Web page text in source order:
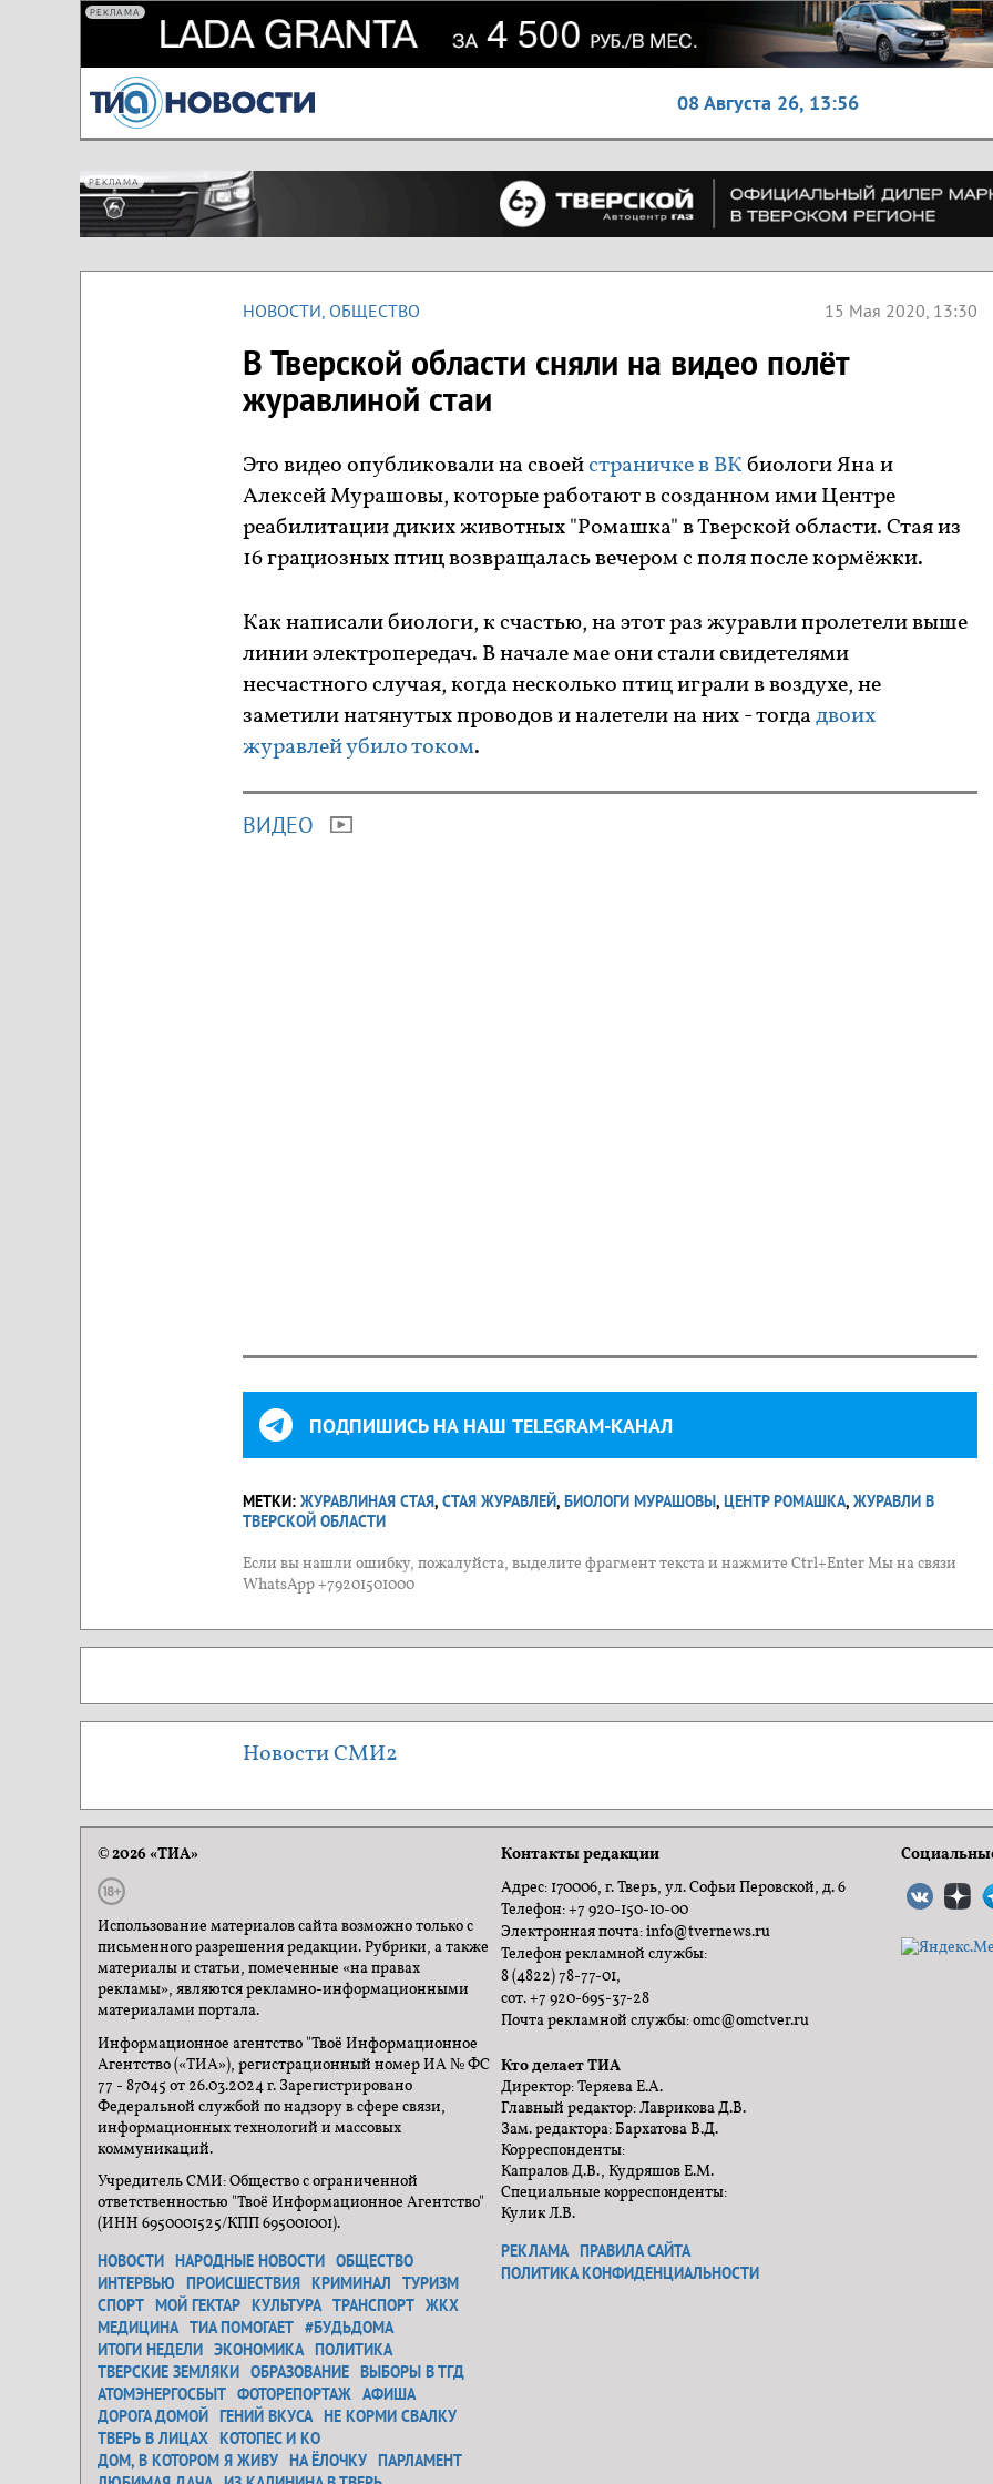
РЕКЛАМА
08 Августа 26, 13:56
РЕКЛАМА
НОВОСТИ, ОБЩЕСТВО 15 Мая 2020, 13:30
В Тверской области сняли на видео полёт
журавлиной стаи
Это видео опубликовали на своейстраничке в ВКбиологи Яна и
Алексей Мурашовы, которые работают в созданном ими Центре
реабилитации диких животных "Ромашка" в Тверской области. Стая из
16 грациозных птиц возвращалась вечером с поля после кормёжки.
Как написали биологи, к счастью, на этот раз журавли пролетели выше
линии электропередач. В начале мае они стали свидетелями
несчастного случая, когда несколько птиц играли в воздухе, не
заметили натянутых проводов и налетели на них - тогдадвоих
журавлей убило током.
ВИДЕО
ПОДПИШИСЬ НА НАШ TELEGRAM-КАНАЛ
МЕТКИ: ЖУРАВЛИНАЯ СТАЯ, СТАЯ ЖУРАВЛЕЙ, БИОЛОГИ МУРАШОВЫ, ЦЕНТР РОМАШКА, ЖУРАВЛИ В
ТВЕРСКОЙ ОБЛАСТИ
Если вы нашли ошибку, пожалуйста, выделите фрагмент текста и нажмите Ctrl+Enter Мы на связи
WhatsApp +79201501000
Новости СМИ2
© 2026 «ТИА»
Использование материалов сайта возможно только с
письменного разрешения редакции. Рубрики, а также
материалы и статьи, помеченные «на правах
рекламы», являются рекламно-информационными
материалами портала.
Информационное агентство "Твоё Информационное
Агентство («ТИА»), регистрационный номер ИА № ФС
77 - 87045 от 26.03.2024 г. Зарегистрировано
Федеральной службой по надзору в сфере связи,
информационных технологий и массовых
коммуникаций.
Учредитель СМИ: Общество с ограниченной
ответственностью "Твоё Информационное Агентство"
(ИНН 6950001525/КПП 695001001).
НОВОСТИ НАРОДНЫЕ НОВОСТИ ОБЩЕСТВО
ИНТЕРВЬЮ
ПРОИСШЕСТВИЯ КРИМИНАЛ
ТУРИЗМ
СПОРТ МОЙ ГЕКТАР КУЛЬТУРА ТРАНСПОРТ ЖКХ
МЕДИЦИНА ТИА ПОМОГАЕТ #БУДЬДОМА
ИТОГИ НЕДЕЛИ ЭКОНОМИКА ПОЛИТИКА
ТВЕРСКИЕ ЗЕМЛЯКИ ОБРАЗОВАНИЕ ВЫБОРЫ В ТГД
АТОМЭНЕРГОСБЫТ ФОТОРЕПОРТАЖ АФИША
ДОРОГА ДОМОЙ ГЕНИЙ ВКУСА НЕ КОРМИ СВАЛКУ
ТВЕРЬ В ЛИЦАХ КОТОПЕС И КО
ДОМ, В КОТОРОМ Я ЖИВУ НА ЁЛОЧКУ ПАРЛАМЕНТ
Контакты редакции
Адрес: 170006, г. Тверь, ул. Софьи Перовской, д. 6
Телефон: +7 920-150-10-00
Электронная почта: info@tvernews.ru
Телефон рекламной службы:
8 (4822) 78-77-01,
сот. +7 920-695-37-28
Почта рекламной службы: omc@omctver.ru
Кто делает ТИА
Директор: Теряева Е.А.
Главный редактор: Лаврикова Д.В.
Зам. редактора: Бархатова В.Д.
Корреспонденты:
Капралов Д.В., Кудряшов Е.М.
Специальные корреспонденты:
Кулик Л.В.
РЕКЛАМА ПРАВИЛА САЙТА
ПОЛИТИКА КОНФИДЕНЦИАЛЬНОСТИ